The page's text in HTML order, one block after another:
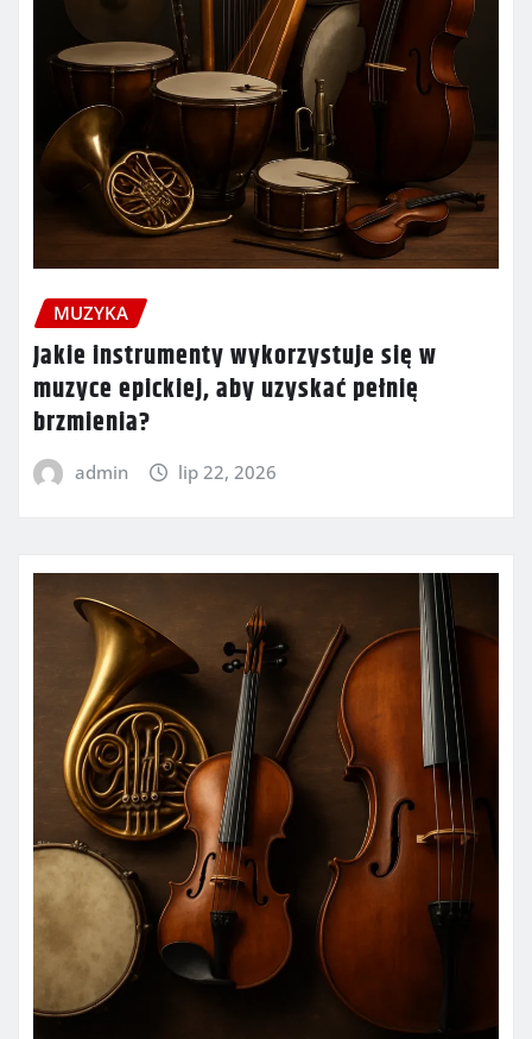
MUZYKA
Jakie instrumenty wykorzystuje się w
muzyce epickiej, aby uzyskać pełnię
brzmienia?
admin lip 22, 2026